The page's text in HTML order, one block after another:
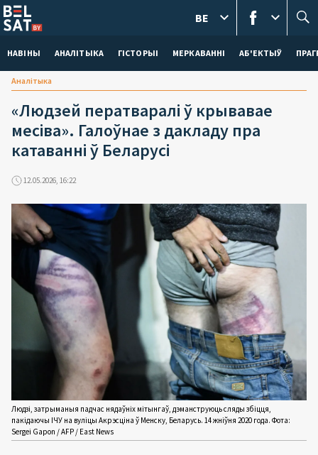
НАВІНЫ АНАЛІТЫКА ГІСТОРЫІ МЕРКАВАННI АБ'ЕКТЫЎ
BE
Аналітыка
«Людзей ператваралі ў крывавае
месіва». Галоўнае з дакладу пра
катаванні ў Беларусі
12.05.2026, 16:22
Людзі, затрыманыя падчас нядаўніх мітынгаў, дэманструюць сляды збіцця,
пакідаючы ІЧУ на вуліцы Акрэсціна ў Менску, Беларусь. 14 жніўня 2020 года. Фота:
Sergei Gapon / AFP / East News